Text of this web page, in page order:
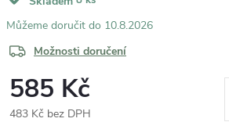
10.8.2026
Možnosti doručení
585 Kč
483 Kč bez DPH